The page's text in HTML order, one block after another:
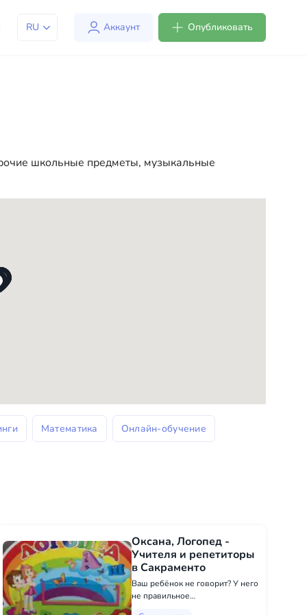
RU Аккаунт Опубликовать
вашей новой жизни в США
школьные предметы, музыкальные
Математика Онлайн-обучение
Оксана, Логопед -
Учителя и репетиторы
в Сакраменто
Ваш ребёнок не говорит? У него
не правильное